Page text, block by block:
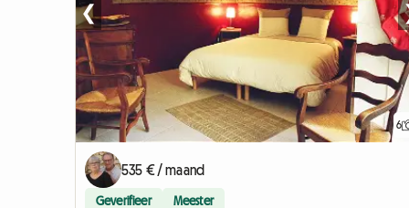
6
❮
535 € / maand
Geverifieer Meester